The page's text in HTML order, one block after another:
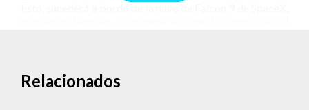
transbordadores espaciales, la NASA ha dependido de
Relacionados